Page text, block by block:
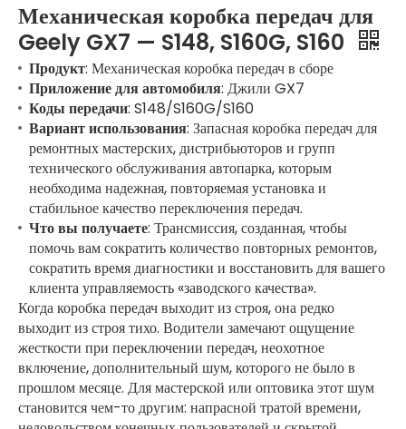
Механическая коробка передач для
Geely GX7 — S148, S160G, S160
Продукт: Механическая коробка передач в сборе
Приложение для автомобиля: Джили GX7
Коды передачи: S148/S160G/S160
Вариант использования: Запасная коробка передач для
ремонтных мастерских, дистрибьюторов и групп
технического обслуживания автопарка, которым
необходима надежная, повторяемая установка и
стабильное качество переключения передач.
Что вы получаете: Трансмиссия, созданная, чтобы
помочь вам сократить количество повторных ремонтов,
сократить время диагностики и восстановить для вашего
клиента управляемость «заводского качества».
Когда коробка передач выходит из строя, она редко
выходит из строя тихо. Водители замечают ощущение
жесткости при переключении передач, неохотное
включение, дополнительный шум, которого не было в
прошлом месяце. Для мастерской или оптовика этот шум
становится чем-то другим: напрасной тратой времени,